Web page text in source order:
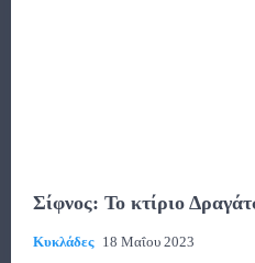
Σίφνος: Το κτίριο
Κυκλάδες 18 Μαΐου 2023